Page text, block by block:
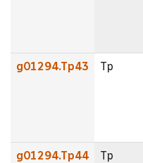
g01294.Tp43 Tp
g01294.Tp44 Tp